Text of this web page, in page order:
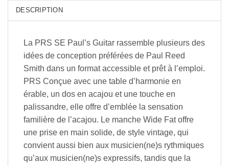
DESCRIPTION
La PRS SE Paul’s Guitar rassemble plusieurs des
idées de conception préférées de Paul Reed
Smith dans un format accessible et prêt à l’emploi.
PRS Conçue avec une table d’harmonie en
érable, un dos en acajou et une touche en
palissandre, elle offre d’emblée la sensation
familière de l’acajou. Le manche Wide Fat offre
une prise en main solide, de style vintage, qui
convient aussi bien aux musicien(ne)s rythmiques
qu’aux musicien(ne)s expressifs, tandis que la